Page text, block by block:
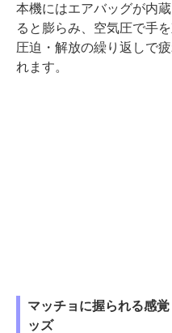
本機にはエアバッグが内
ると膨らみ、空気圧で手
圧迫・解放の繰り返しで
れます。
マッチョに握られる感
ッズ